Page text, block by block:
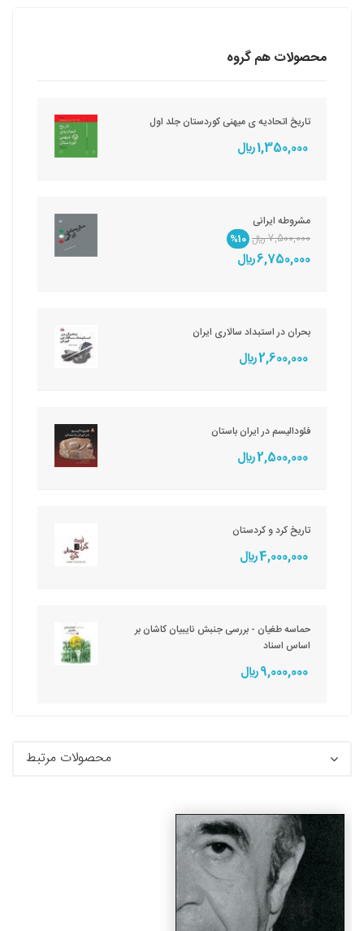
محصولات هم گروه
تاریخ اتحادیه ی میهنی کوردستان جلد اول
1,350,000 ريال
مشروطه ایرانی
7,500,000 ريال
%10
6,750,000 ريال
بحران در استبداد سالاری ایران
2,600,000 ريال
فئودالیسم در ایران باستان
2,500,000 ريال
تاریخ کرد و کردستان
4,000,000 ريال
حماسه طغیان - بررسی جنبش نایبیان کاشان بر
اساس اسناد
9,000,000 ريال
محصولات مرتبط